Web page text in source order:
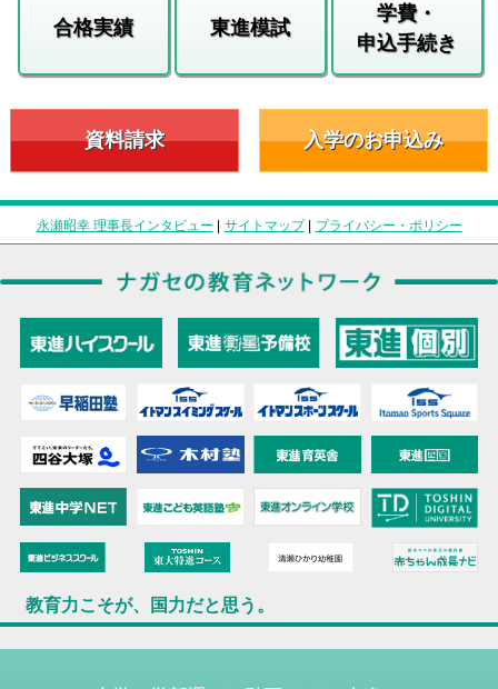
合格実績 東進模試
学費・
申込手続き
資料請求 入学のお申込み
永瀬昭幸 理事長インタビュー | サイトマップ| プライバシー・ポリシー
教育力こそが、国力だと思う。